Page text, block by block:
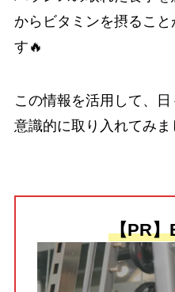
からビタミンを摂るこ
す🔥
この情報を活用して、
意識的に取り入れてみ
【PR】